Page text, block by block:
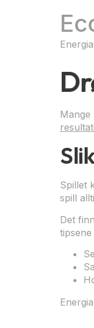
Spillet
spill
Det